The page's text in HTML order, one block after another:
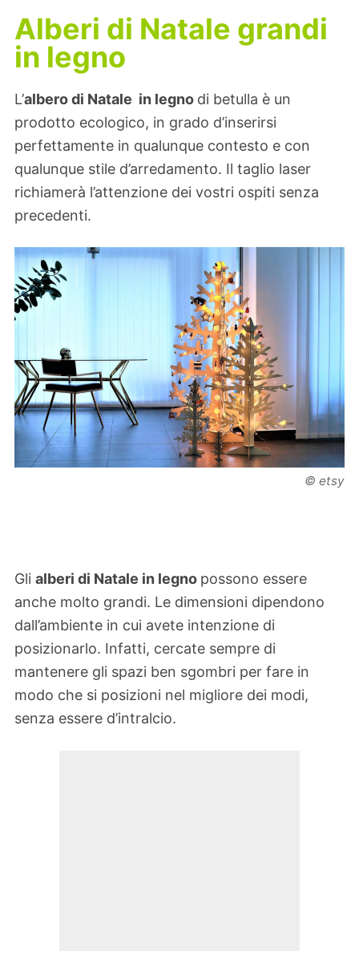
Alberi di Natale grandi
in legno
L’albero di Natale in legno di betulla è un
prodotto ecologico, in grado d’inserirsi
perfettamente in qualunque contesto e con
qualunque stile d’arredamento. Il taglio laser
richiamerà l’attenzione dei vostri ospiti senza
precedenti.
© etsy
Gli alberi di Natale in legno possono essere
anche molto grandi. Le dimensioni dipendono
dall’ambiente in cui avete intenzione di
posizionarlo. Infatti, cercate sempre di
mantenere gli spazi ben sgombri per fare in
modo che si posizioni nel migliore dei modi,
senza essere d’intralcio.